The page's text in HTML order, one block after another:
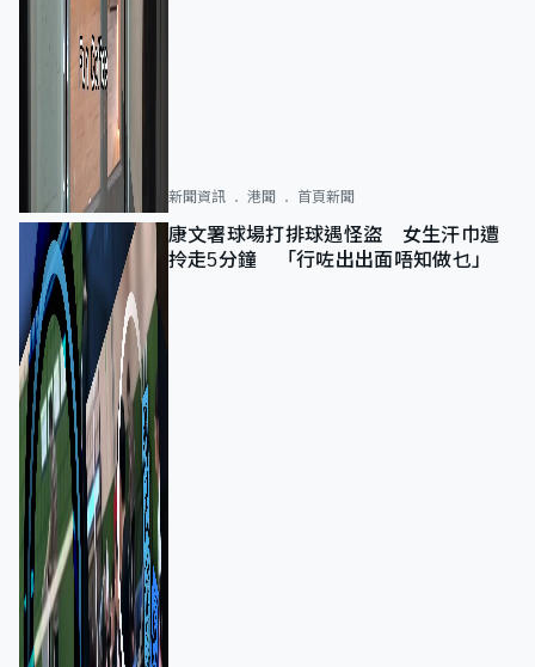
新聞資訊 港聞 首頁新聞
康文署球場打排球遇怪盜 女生汗巾遭
拎走5分鐘 「行咗出出面唔知做乜」